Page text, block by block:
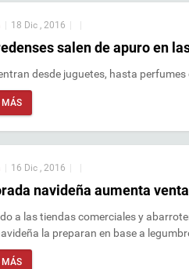
18 Dic , 2016
salen de apuro en las
desde juguetes, hasta
MÁS
16 Dic , 2016
navideña aumenta
a las tiendas comerciales y
la preparan en base a
MÁS